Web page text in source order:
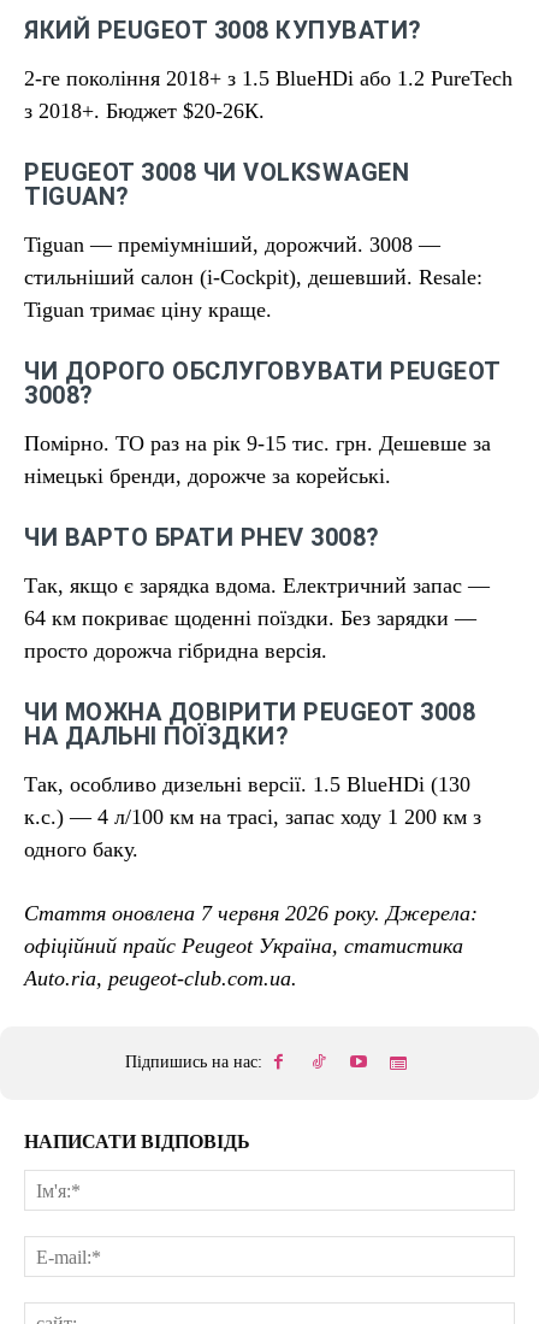
ЯКИЙ PEUGEOT 3008 КУПУВАТИ?
2-ге покоління 2018+ з 1.5 BlueHDi або 1.2 PureTech
з 2018+. Бюджет $20-26К.
PEUGEOT 3008 ЧИ VOLKSWAGEN
TIGUAN?
Tiguan — преміумніший, дорожчий. 3008 —
стильніший салон (i-Cockpit), дешевший. Resale:
Tiguan тримає ціну краще.
ЧИ ДОРОГО ОБСЛУГОВУВАТИ PEUGEOT
3008?
Помірно. ТО раз на рік 9-15 тис. грн. Дешевше за
німецькі бренди, дорожче за корейські.
ЧИ ВАРТО БРАТИ PHEV 3008?
Так, якщо є зарядка вдома. Електричний запас —
64 км покриває щоденні поїздки. Без зарядки —
просто дорожча гібридна версія.
ЧИ МОЖНА ДОВІРИТИ PEUGEOT 3008
НА ДАЛЬНІ ПОЇЗДКИ?
Так, особливо дизельні версії. 1.5 BlueHDi (130
к.с.) — 4 л/100 км на трасі, запас ходу 1 200 км з
одного баку.
Стаття оновлена 7 червня 2026 року. Джерела:
офіційний прайс Peugeot Україна, статистика
Auto.ria, peugeot-club.com.ua.
Підпишись на нас:
НАПИСАТИ ВІДПОВІДЬ